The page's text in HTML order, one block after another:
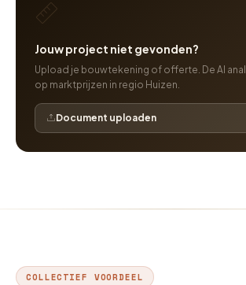
Jouw project niet gevonden?
Upload je bouwtekening of offerte. De AI
op marktprijzen in regio Huizen.
Document uploaden
COLLECTIEF VOORDEEL